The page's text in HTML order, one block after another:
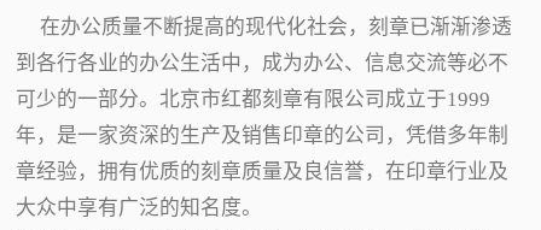
在办公质量不断提高的现代化社会，刻章已渐渐渗透
到各行各业的办公生活中，成为办公、信息交流等必不
可少的一部分。北京市红都刻章有限公司成立于1999
年，是一家资深的生产及销售印章的公司，凭借多年制
章经验，拥有优质的刻章质量及良信誉，在印章行业及
大众中享有广泛的知名度。